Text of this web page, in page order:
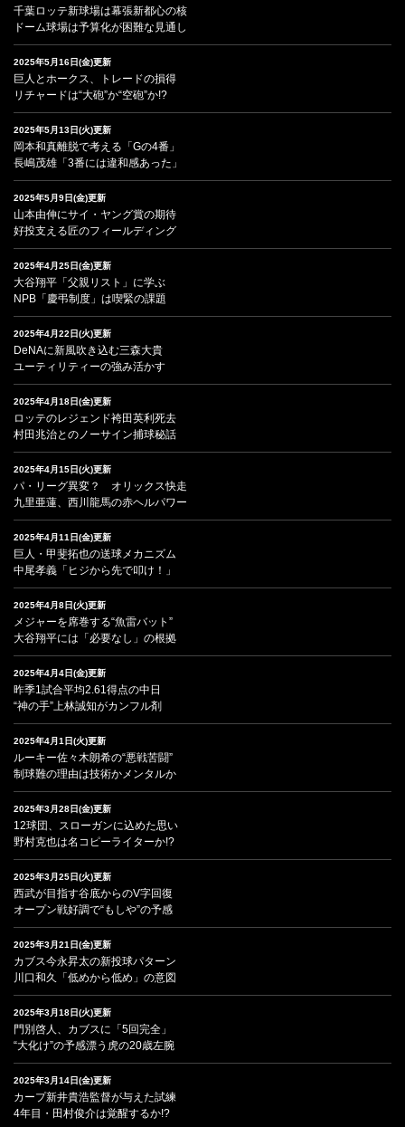
千葉ロッテ新球場は幕張新都心の核
ドーム球場は予算化が困難な見通し
2025年5月16日(金)更新
巨人とホークス、トレードの損得
リチャードは“大砲”か“空砲”か!?
2025年5月13日(火)更新
岡本和真離脱で考える「Gの4番」
長嶋茂雄「3番には違和感あった」
2025年5月9日(金)更新
山本由伸にサイ・ヤング賞の期待
好投支える匠のフィールディング
2025年4月25日(金)更新
大谷翔平「父親リスト」に学ぶ
NPB「慶弔制度」は喫緊の課題
2025年4月22日(火)更新
DeNAに新風吹き込む三森大貴
ユーティリティーの強み活かす
2025年4月18日(金)更新
ロッテのレジェンド袴田英利死去
村田兆治とのノーサイン捕球秘話
2025年4月15日(火)更新
パ・リーグ異変？ オリックス快走
九里亜蓮、西川龍馬の赤ヘルパワー
2025年4月11日(金)更新
巨人・甲斐拓也の送球メカニズム
中尾孝義「ヒジから先で叩け！」
2025年4月8日(火)更新
メジャーを席巻する“魚雷バット”
大谷翔平には「必要なし」の根拠
2025年4月4日(金)更新
昨季1試合平均2.61得点の中日
“神の手”上林誠知がカンフル剤
2025年4月1日(火)更新
ルーキー佐々木朗希の“悪戦苦闘”
制球難の理由は技術かメンタルか
2025年3月28日(金)更新
12球団、スローガンに込めた思い
野村克也は名コピーライターか!?
2025年3月25日(火)更新
西武が目指す谷底からのV字回復
オープン戦好調で“もしや”の予感
2025年3月21日(金)更新
カブス今永昇太の新投球パターン
川口和久「低めから低め」の意図
2025年3月18日(火)更新
門別啓人、カブスに「5回完全」
“大化け”の予感漂う虎の20歳左腕
2025年3月14日(金)更新
カープ新井貴浩監督が与えた試練
4年目・田村俊介は覚醒するか!?